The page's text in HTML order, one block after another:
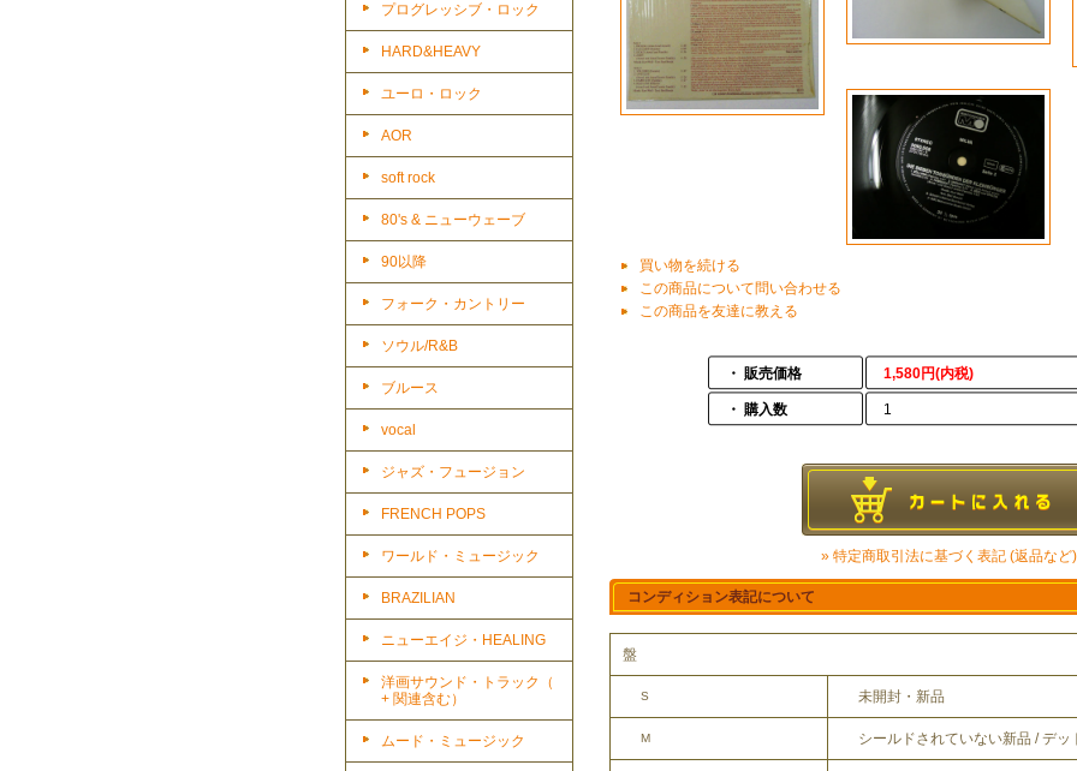
プログレッシブ・ロック
HARD&HEAVY
ユーロ・ロック
AOR
soft rock
80's & ニューウェーブ
90以降
フォーク・カントリー
ソウル/R&B
ブルース
vocal
ジャズ・フュージョン
FRENCH POPS
ワールド・ミュージック
BRAZILIAN
ニューエイジ・HEALING
洋画サウンド・トラック（
+ 関連含む）
ムード・ミュージック
買い物を続ける
この商品について問い合わせる
この商品を友達に教える
・ 販売価格 1,580円(内税)
・ 購入数 1
» 特定商取引法に基づく表記 (返品など)
コンディション表記について
盤
S 未開封・新品
M シールドされていない新品 / デッ